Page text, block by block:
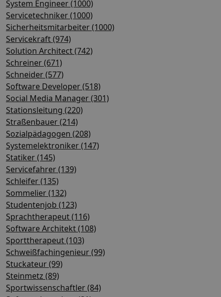
System Engineer (1000)
Servicetechniker (1000)
Sicherheitsmitarbeiter (1000)
Servicekraft (974)
Solution Architect (742)
Schreiner (671)
Schneider (577)
Software Developer (518)
Social Media Manager (301)
Stationsleitung (220)
Straßenbauer (214)
Sozialpädagogen (208)
Systemelektroniker (147)
Statiker (145)
Servicefahrer (139)
Schleifer (135)
Sommelier (132)
Studentenjob (123)
Sprachtherapeut (116)
Software Architekt (108)
Sporttherapeut (103)
Schweißfachingenieur (99)
Stuckateur (99)
Steinmetz (89)
Sportwissenschaftler (84)